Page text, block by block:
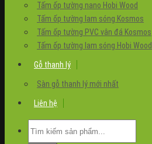
Tấm ốp tường nano Hobi Wood
Tấm ốp tường lam sóng Kosmos
Tấm ốp tường PVC vân đá Kosmos
Tấm ốp tường lam sóng Hobi Wood
Gỗ thanh lý
Sàn gỗ thanh lý mới nhất
Liên hệ
kiếm: